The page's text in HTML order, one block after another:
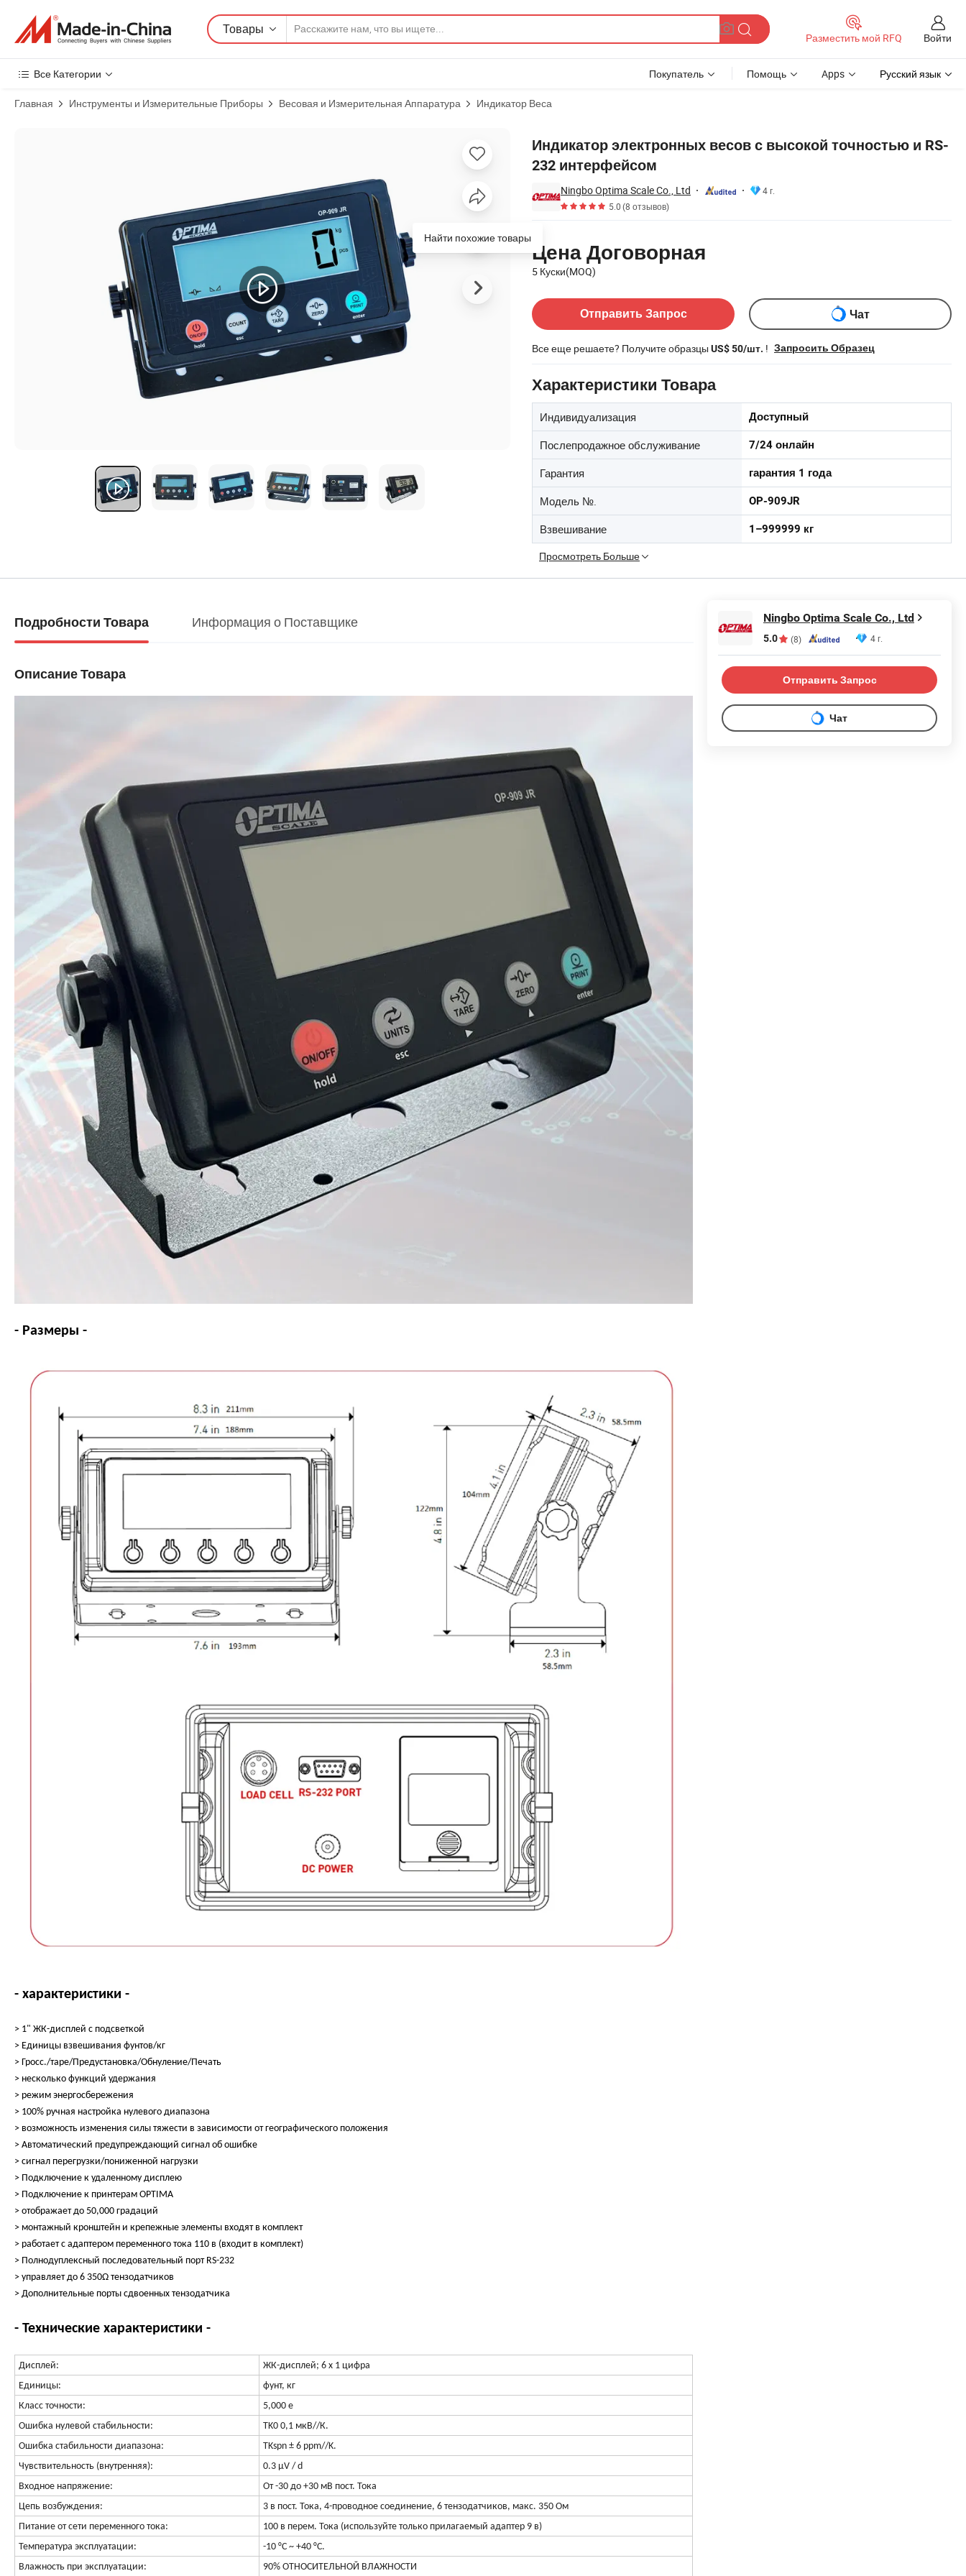
Товары
Разместить мой RFQ Войти
Все Категории Покупатель Помощь Apps Русский язык
Главная Инструменты и Измерительные Приборы Весовая и Измерительная Аппаратура Индикатор Веса
Индикатор электронных весов с высокой точностью и RS-
232 интерфейсом
Ningbo Optima Scale Co., Ltd
4 г.
5.0(8 отзывов)
Цена Договорная
5 Куски(MOQ)
Отправить Запрос
Чат
Все еще решаете? Получите образцы US$ 50/шт. ! Запросить Образец
Характеристики Товара
Индивидуализация Доступный
Послепродажное обслуживание 7/24 онлайн
Гарантия гарантия 1 года
Модель №. OP-909JR
Взвешивание 1–999999 кг
Просмотреть Больше
Найти похожие товары
Подробности Товара Информация о Поставщике
Описание Товара
- Размеры -
- характеристики -
> 1" ЖК-дисплей с подсветкой
> Единицы взвешивания фунтов/кг
> Гросс./таре/Предустановка/Обнуление/Печать
> несколько функций удержания
> режим энергосбережения
> 100% ручная настройка нулевого диапазона
> возможность изменения силы тяжести в зависимости от географического положения
> Автоматический предупреждающий сигнал об ошибке
> сигнал перегрузки/пониженной нагрузки
> Подключение к удаленному дисплею
> Подключение к принтерам OPTIMA
> отображает до 50,000 градаций
> монтажный кронштейн и крепежные элементы входят в комплект
> работает с адаптером переменного тока 110 в (входит в комплект)
> Полнодуплексный последовательный порт RS-232
> управляет до 6 350Ω тензодатчиков
> Дополнительные порты сдвоенных тензодатчика
- Технические характеристики -
Дисплей:
ЖК-дисплей; 6 x 1 цифра
Единицы:
фунт, кг
Класс точности:
5,000 e
Ошибка нулевой стабильности:
TK0 0,1 мкВ//К.
Ошибка стабильности диапазона:
TKspn ± 6 ppm//K.
Чувствительность (внутренняя):
0.3 μV / d
Входное напряжение:
От -30 до +30 мВ пост. Тока
Цепь возбуждения:
3 в пост. Тока, 4-проводное соединение, 6 тензодатчиков, макс. 350 Ом
Питание от сети переменного тока:
100 в перем. Тока (используйте только прилагаемый адаптер 9 в)
Температура эксплуатации:
-10 °C ~ +40 °C.
Влажность при эксплуатации:
90% ОТНОСИТЕЛЬНОЙ ВЛАЖНОСТИ
Ningbo Optima Scale Co., Ltd
5.0 (8) 4 г.
Отправить Запрос
Чат